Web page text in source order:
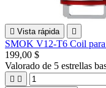
 Vista rápida 
SMOK V12-T6 Coil
199,00 $
Valorado de 5 estrellas
 